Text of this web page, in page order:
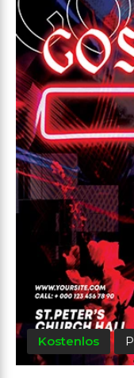
Kostenlos